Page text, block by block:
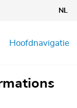
NL
Hoofdnavigatie